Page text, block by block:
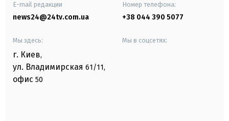
E-mail редакции
news24@24tv.com.ua
Номер телефона:
+38 044 390 5077
Мы здесь:
г. Киев,
ул. Владимирская 61/11,
офис 50
Мы в соцсетях: